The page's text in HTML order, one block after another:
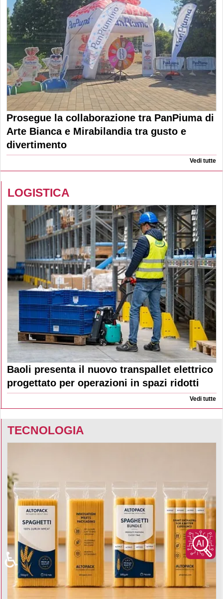
Prosegue la collaborazione tra PanPiuma di
Arte Bianca e Mirabilandia tra gusto e
divertimento
Vedi tutte
LOGISTICA
Baoli presenta il nuovo transpallet elettrico
progettato per operazioni in spazi ridotti
Vedi tutte
TECNOLOGIA